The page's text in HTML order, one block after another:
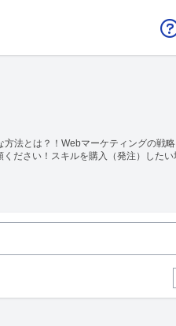
法とは？！Webマーケティングの戦
ださい！スキルを購入（発注）した